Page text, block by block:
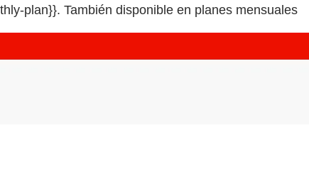
plan}}. También disponible en planes mensuales